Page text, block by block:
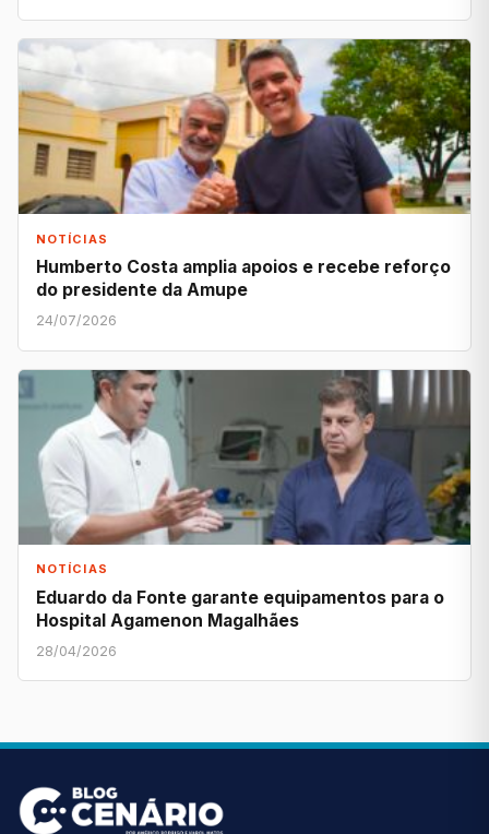
NOTÍCIAS
Humberto Costa amplia apoios e recebe reforço
do presidente da Amupe
24/07/2026
NOTÍCIAS
Eduardo da Fonte garante equipamentos para o
Hospital Agamenon Magalhães
28/04/2026